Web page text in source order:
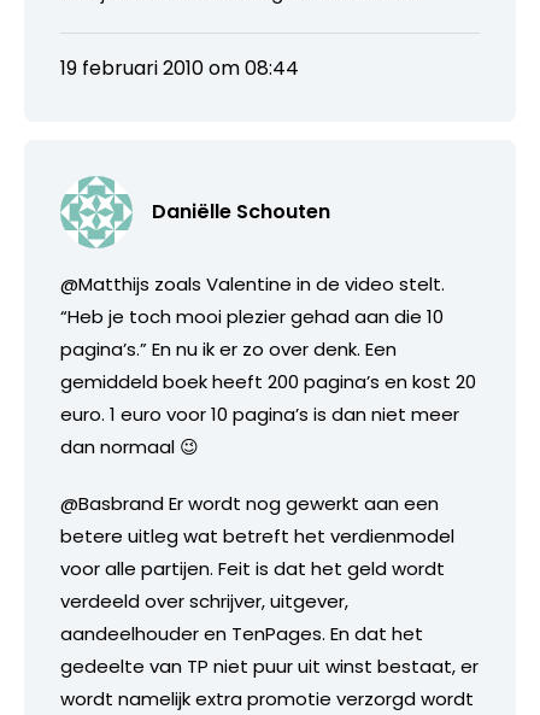
19 februari 2010 om 08:44
Daniëlle Schouten
@Matthijs zoals Valentine in de video stelt.
“Heb je toch mooi plezier gehad aan die 10
pagina’s.” En nu ik er zo over denk. Een
gemiddeld boek heeft 200 pagina’s en kost 20
euro. 1 euro voor 10 pagina’s is dan niet meer
dan normaal 😉
@Basbrand Er wordt nog gewerkt aan een
betere uitleg wat betreft het verdienmodel
voor alle partijen. Feit is dat het geld wordt
verdeeld over schrijver, uitgever,
aandeelhouder en TenPages. En dat het
gedeelte van TP niet puur uit winst bestaat, er
wordt namelijk extra promotie verzorgd wordt